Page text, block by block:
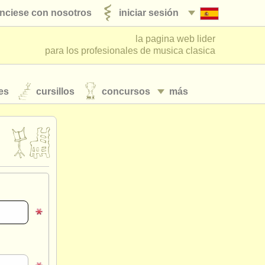
iniciar sesión
con nosotros
la pagina web lider
para los profesionales de musica clasica
más
cursillos concursos